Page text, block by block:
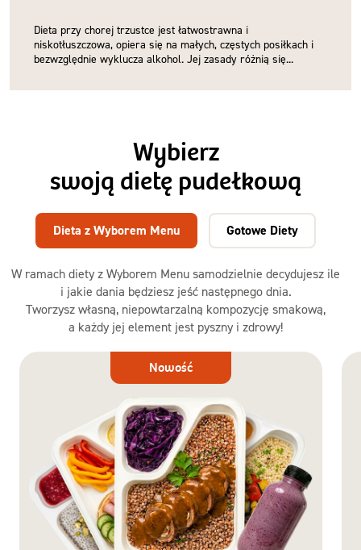
Dieta przy chorej trzustce jest łatwostrawna i
niskotłuszczowa, opiera się na małych, częstych posiłkach i
bezwzględnie wyklucza alkohol. Jej zasady różnią się...
Wybierz
swoją dietę pudełkową
W ramach diety z Wyborem Menu samodzielnie decydujesz ile
i jakie dania będziesz jeść następnego dnia.
Tworzysz własną, niepowtarzalną kompozycję smakową,
a każdy jej element jest pyszny i zdrowy!
Dieta z Wyborem Menu Gotowe Diety
Dieta
Nowość